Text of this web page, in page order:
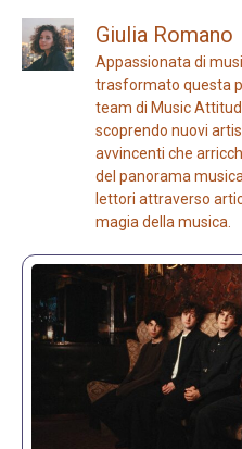
Giulia Romano
Appassionata di
trasformato questa
team di Music
scoprendo nuovi
avvincenti che
del panorama
lettori attraverso
magia della musica.